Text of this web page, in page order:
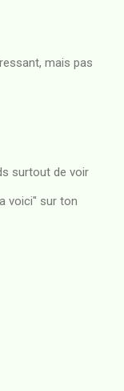
mais pas
surtout de voir
voici" sur ton